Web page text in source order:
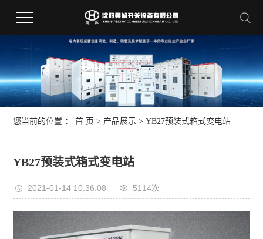
您当前的位置 ：首 页 > 产品展示 >YB27预装式箱式变电站
YB27预装式箱式变电站
2021-01-14 10:36:08 5114次